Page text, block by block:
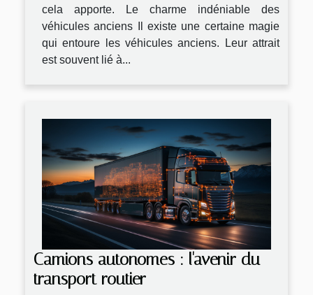
cela apporte. Le charme indéniable des
véhicules anciens Il existe une certaine magie
qui entoure les véhicules anciens. Leur attrait
est souvent lié à...
Camions autonomes : l'avenir du
transport routier